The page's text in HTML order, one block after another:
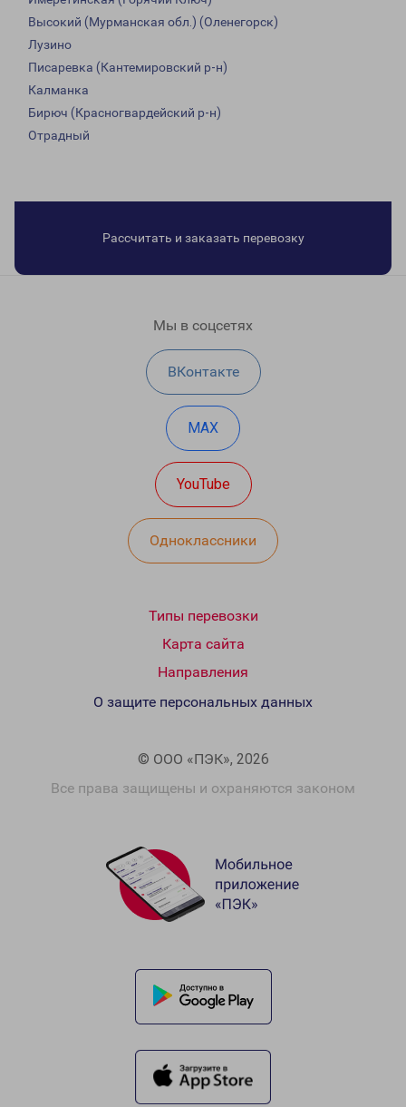
Высокий (Мурманская обл.) (Оленегорск)
Лузино
Писаревка (Кантемировский р-н)
Калманка
Бирюч (Красногвардейский р-н)
Отрадный
Рассчитать и заказать перевозку
Мы в соцсетях
ВКонтакте
MAX
YouTube
Одноклассники
Типы перевозки
Карта сайта
Направления
© ООО «ПЭК», 2026
Все права защищены и охраняются законом
О защите персональных данных